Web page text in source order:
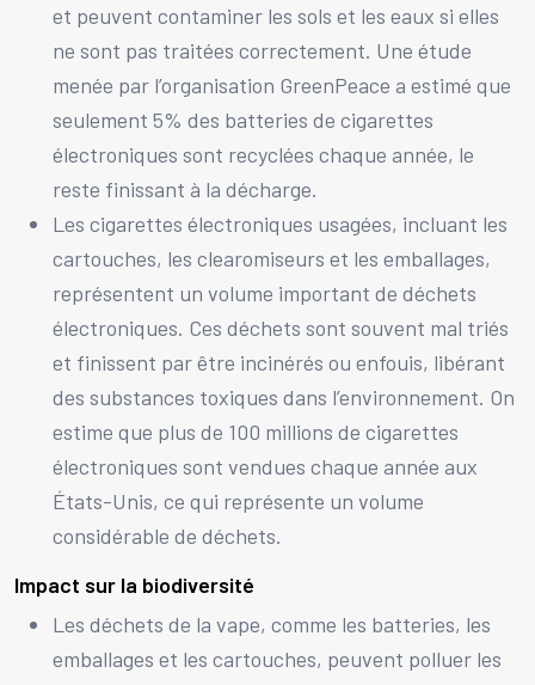
et peuvent contaminer les sols et les eaux si elles
ne sont pas traitées correctement. Une étude
menée par l’organisation GreenPeace a estimé que
seulement 5% des batteries de cigarettes
électroniques sont recyclées chaque année, le
reste finissant à la décharge.
Les cigarettes électroniques usagées, incluant les
cartouches, les clearomiseurs et les emballages,
représentent un volume important de déchets
électroniques. Ces déchets sont souvent mal triés
et finissent par être incinérés ou enfouis, libérant
des substances toxiques dans l’environnement. On
estime que plus de 100 millions de cigarettes
électroniques sont vendues chaque année aux
États-Unis, ce qui représente un volume
considérable de déchets.
Impact sur la biodiversité
Les déchets de la vape, comme les batteries, les
emballages et les cartouches, peuvent polluer les